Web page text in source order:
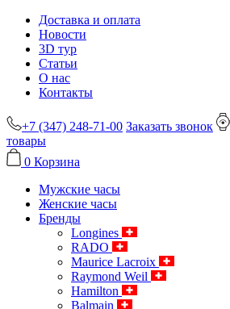
Доставка и оплата
Новости
3D тур
Статьи
О нас
Контакты
+7 (347) 248-71-00 Заказать звонок
товары
0 Корзина
Мужские часы
Женские часы
Бренды
Longines
RADO
Maurice Lacroix
Raymond Weil
Hamilton
Balmain